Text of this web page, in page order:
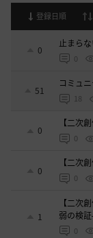
登録日順
0
止まら
0
51
コミュ
18
0
【二次
0
0
【二次
0
1
【二次
弱の検
0